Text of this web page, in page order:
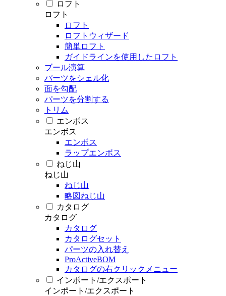
ロフト
ロフト
ロフト
ロフトウィザード
簡単ロフト
ガイドラインを使用したロフト
ブール演算
パーツをシェル化
面を勾配
パーツを分割する
トリム
エンボス
エンボス
エンボス
ラップエンボス
ねじ山
ねじ山
ねじ山
略図ねじ山
カタログ
カタログ
カタログ
カタログセット
パーツの入れ替え
ProActiveBOM
カタログの右クリックメニュー
インポート/エクスポート
インポート/エクスポート